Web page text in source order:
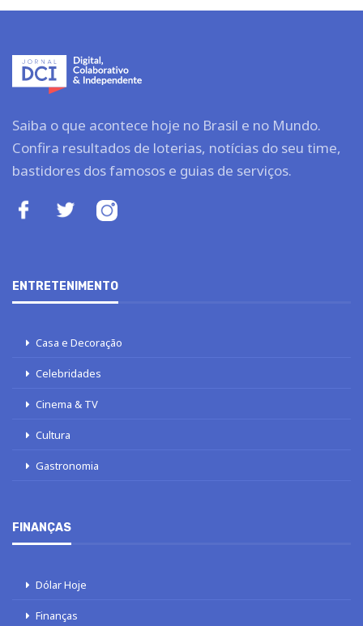
Saiba o que acontece hoje no Brasil e no Mundo.
Confira resultados de loterias, notícias do seu time,
bastidores dos famosos e guias de serviços.
ENTRETENIMENTO
Casa e Decoração
Celebridades
Cinema & TV
Cultura
Gastronomia
FINANÇAS
Dólar Hoje
Finanças